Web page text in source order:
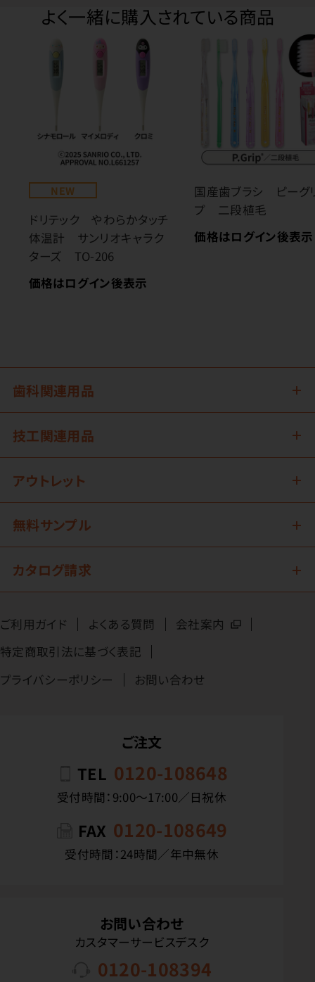
よく一緒に購入されている商品
NEW
ドリテック やわらかタッチ
体温計 サンリオキャラク
ターズ TO-206
価格はログイン後表示
国産歯ブラシ ピーグ
プ 二段植毛
価格はログイン後表示
歯科関連用品
技工関連用品
アウトレット
無料サンプル
カタログ請求
ご利用ガイド よくある質問
会社案内
特定商取引法に基づく表記
プライバシーポリシー
お問い合わせ
ご注文
TEL 0120-108648
受付時間：9:00〜17:00／日祝休
FAX 0120-108649
受付時間：24時間／年中無休
お問い合わせ
カスタマーサービスデスク
0120-108394